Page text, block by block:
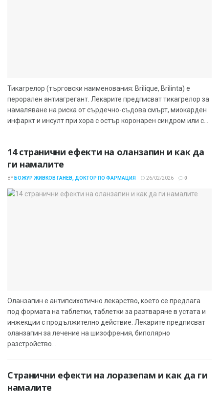
Тикагрелор (търговски наименования: Brilique, Brilinta) е
перорален антиагрегант. Лекарите предписват тикагрелор за
намаляване на риска от сърдечно-съдова смърт, миокарден
инфаркт и инсулт при хора с остър коронарен синдром или с...
14 странични ефекти на оланзапин и как да
ги намалите
BY БОЖУР ЖИВКОВ ГАНЕВ, ДОКТОР ПО ФАРМАЦИЯ 26/02/2026 0
Оланзапин е антипсихотично лекарство, което се предлага
под формата на таблетки, таблетки за разтваряне в устата и
инжекции с продължително действие. Лекарите предписват
оланзапин за лечение на шизофрения, биполярно
разстройство...
Странични ефекти на лоразепам и как да ги
намалите